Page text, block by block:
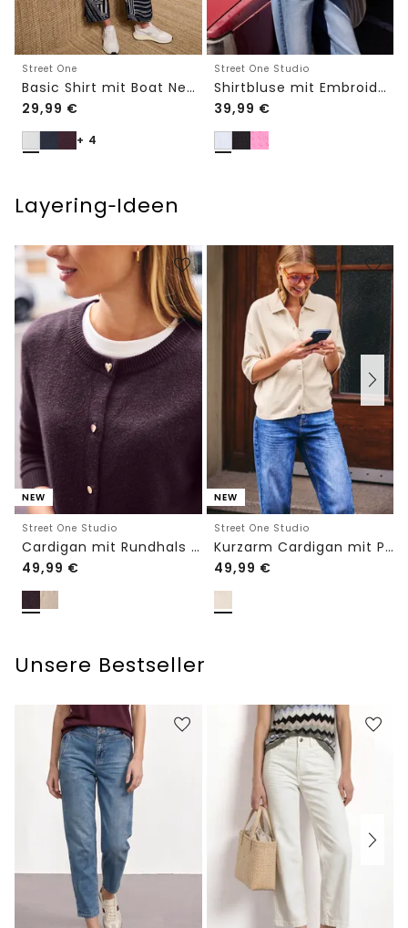
Street One
Basic Shirt mit Boat Neck und Elastikbund
29,99 €
+ 4
Street One Studio
Shirtbluse mit Embroidery-Front
39,99 €
Layering‑Ideen
NEW
Street One Studio
Cardigan mit Rundhals und Knöpfen
49,99 €
NEW
Street One Studio
Kurzarm Cardigan mit Polokragen
49,99 €
Unsere Bestseller